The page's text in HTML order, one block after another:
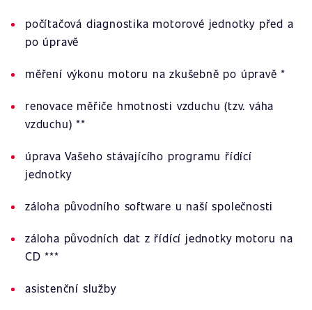
počítačová diagnostika motorové jednotky před a
po úpravě
měření výkonu motoru na zkušebně po úpravě *
renovace měřiče hmotnosti vzduchu (tzv. váha
vzduchu) **
úprava Vašeho stávajícího programu řídící
jednotky
záloha původního software u naší společnosti
záloha původních dat z řídící jednotky motoru na
CD ***
asistenční služby